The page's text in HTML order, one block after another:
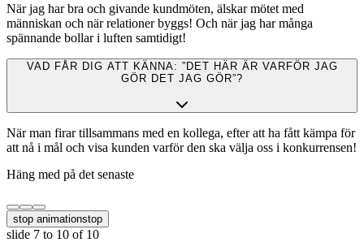
När jag har bra och givande kundmöten, älskar mötet med
människan och när relationer byggs! Och när jag har många
spännande bollar i luften samtidigt!
VAD FÅR DIG ATT KÄNNA: ”DET HÄR ÄR VARFÖR JAG
GÖR DET JAG GÖR”?
När man firar tillsammans med en kollega, efter att ha fått kämpa för
att nå i mål och visa kunden varför den ska välja oss i konkurrensen!
Häng med på det senaste
stop animationstop
slide 7 to 10 of 10